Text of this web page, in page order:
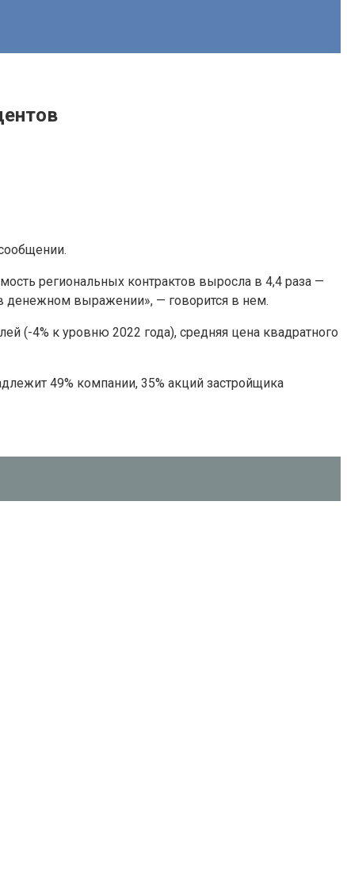
региональных контрактов выросла в 4,4 раза —
денежном выражении», — говорится в нем.
(-4% к уровню 2022 года), средняя цена квадратного
49% компании, 35% акций застройщика